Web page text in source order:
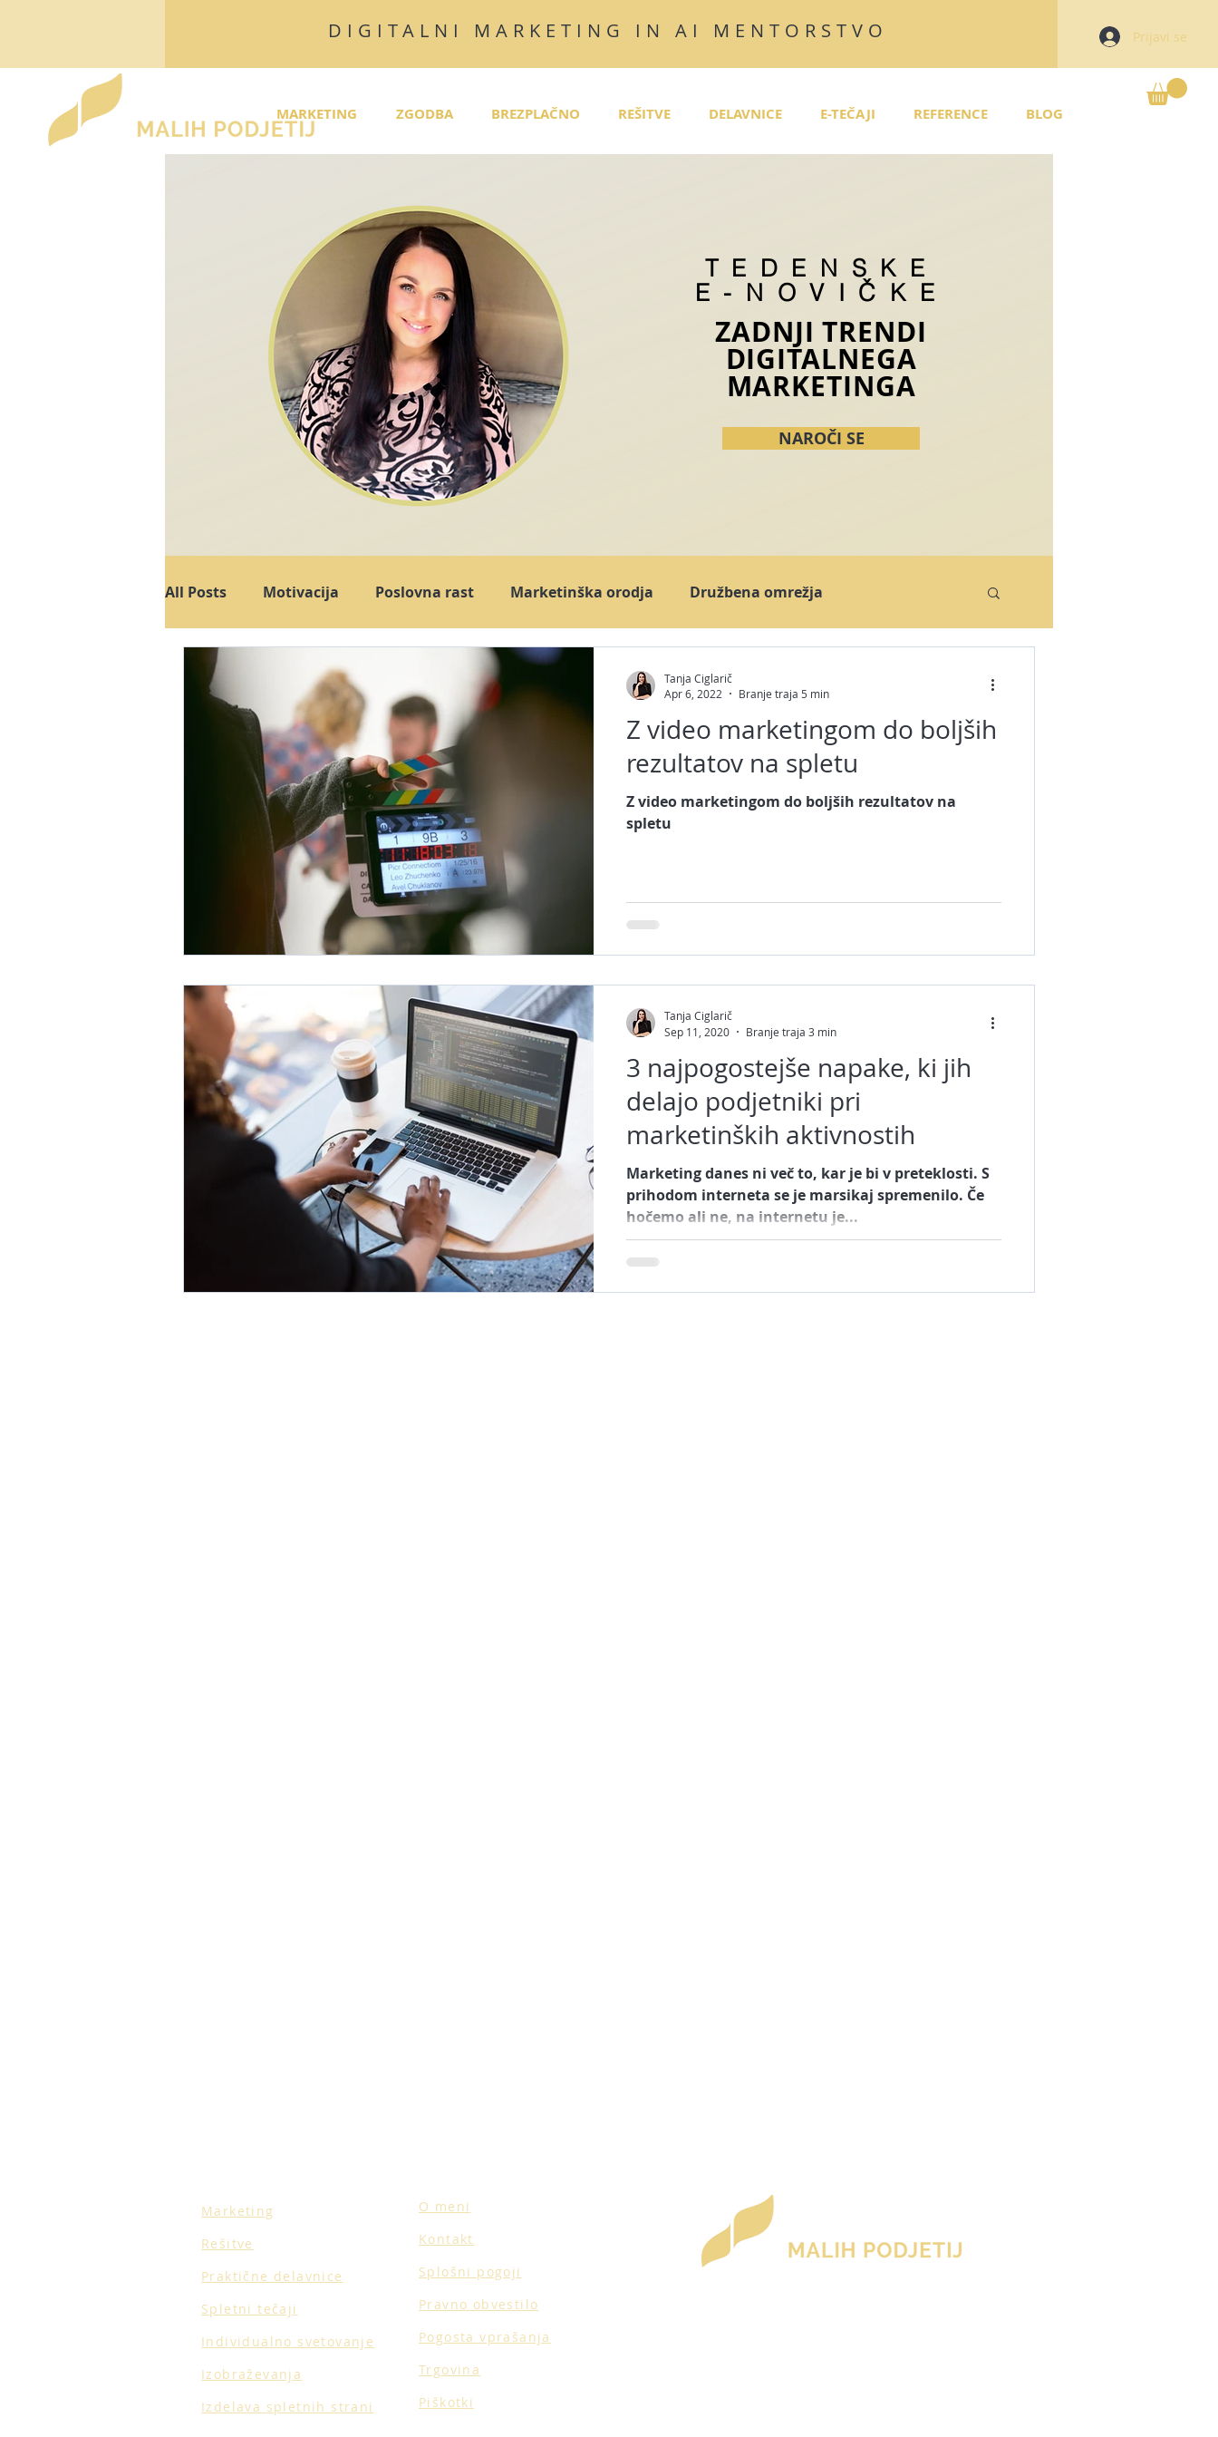
MARKETING ZGODBA BREZPLAČNO REŠITVE DELAVNICE E-TEČAJI REFERENCE BLOG
Prijavi se
DIGITALNI MARKETING IN AI MENTORSTVO
TEDENSKE
E-NOVIČKE
ZADNJI TRENDI
DIGITALNEGA
MARKETINGA
NAROČI SE
All Posts Motivacija Poslovna rast Marketinška orodja Družbena omrežja
Vsebinski marketing Facebook
Objave za družbena omrežja Osebna blagovna znamka Prodaja Pisanje zgodb
E-mail marketing Marketing plan Posel preko spleta Video marketing Spletna stran
Facebook oglaševanje Spletna trgovina
Upravljalec družbenih omrežij Umetna inteligenca Generacija Z NotebookLM
AI chatbot in asistent
Z video marketingom do boljših
rezultatov na spletu
Z video marketingom do boljših rezultatov na
spletu
Tanja Ciglarič
Apr 6, 2022
Branje traja 5 min
3 najpogostejše napake, ki jih
delajo podjetniki pri
marketinških aktivnostih
Marketing danes ni več to, kar je bi v preteklosti. S
prihodom interneta se je marsikaj spremenilo. Če
hočemo ali ne, na internetu je...
Tanja Ciglarič
Sep 11, 2020
Branje traja 3 min
Marketing
Rešitve
Praktične delavnice
Spletni tečaji
Individualno svetovanje
Izobraževanja
Izdelava spletnih strani
O meni
Kontakt
Splošni pogoji
Pravno obvestilo
Pogosta vprašanja
Trgovina
Piškotki